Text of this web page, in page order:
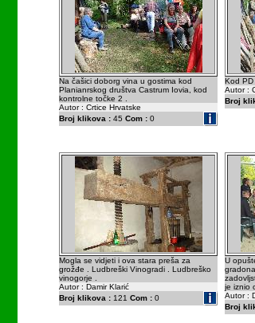
Na čašici doborg vina u gostima kod
Planianrskog društva Castrum Iovia, kod
kontrolne točke 2 .
Autor : Crtice Hrvatske
Broj klikova : 45 Com : 0
Kod PD
Autor :
Broj
Mogla se vidjeti i ova stara preša za
grožđe . Ludbreški Vinogradi . Ludbreško
vinogorje .
Autor : Damir Klarić
Broj klikova : 121 Com : 0
U
je iznio
Autor :
Broj